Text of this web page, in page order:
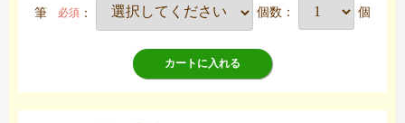
筆 必須 ： 個数： 個
カートに入れる